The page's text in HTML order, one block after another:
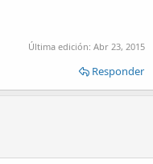
Última edición: Abr 23, 2015
Responder